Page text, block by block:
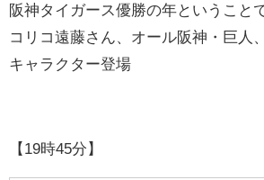
阪神タイガース優勝の年ということ
コリコ遠藤さん、オール阪神・巨人
キャラクター登場
【19時45分】